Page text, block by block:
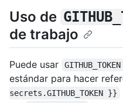
Uso de
de trabajo
Puede usar GITHUB_TOKEN
estándar para hacer
secrets.GITHUB_TOKEN }}